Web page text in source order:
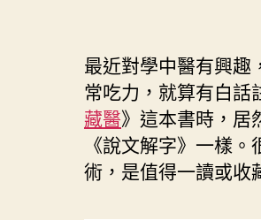
最近對學中醫有興趣
常吃力，就算有白話
藏醫》這本書時，居
《說文解字》一樣
術，是值得一讀或收